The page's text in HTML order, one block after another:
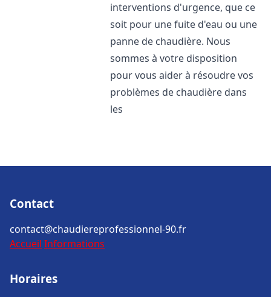
interventions d'urgence, que ce
soit pour une fuite d'eau ou une
panne de chaudière. Nous
sommes à votre disposition
pour vous aider à résoudre vos
problèmes de chaudière dans
les
Contact
contact@chaudiereprofessionnel-90.fr
Accueil Informations
Horaires